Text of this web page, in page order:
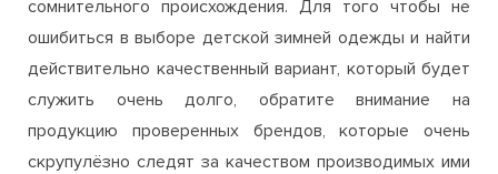
сомнительного происхождения. Для того чтобы не
ошибиться в выборе детской зимней одежды и найти
действительно качественный вариант, который будет
служить очень долго, обратите внимание на
продукцию проверенных брендов, которые очень
скрупулёзно следят за качеством производимых ими